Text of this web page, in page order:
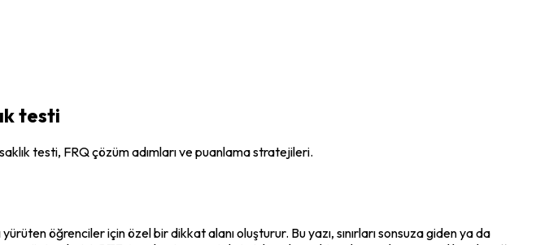
testi
testi, FRQ çözüm adımları ve puanlama stratejileri.
öğrenciler için özel bir dikkat alanı oluşturur. Bu yazı, sınırları sonsuza giden ya da